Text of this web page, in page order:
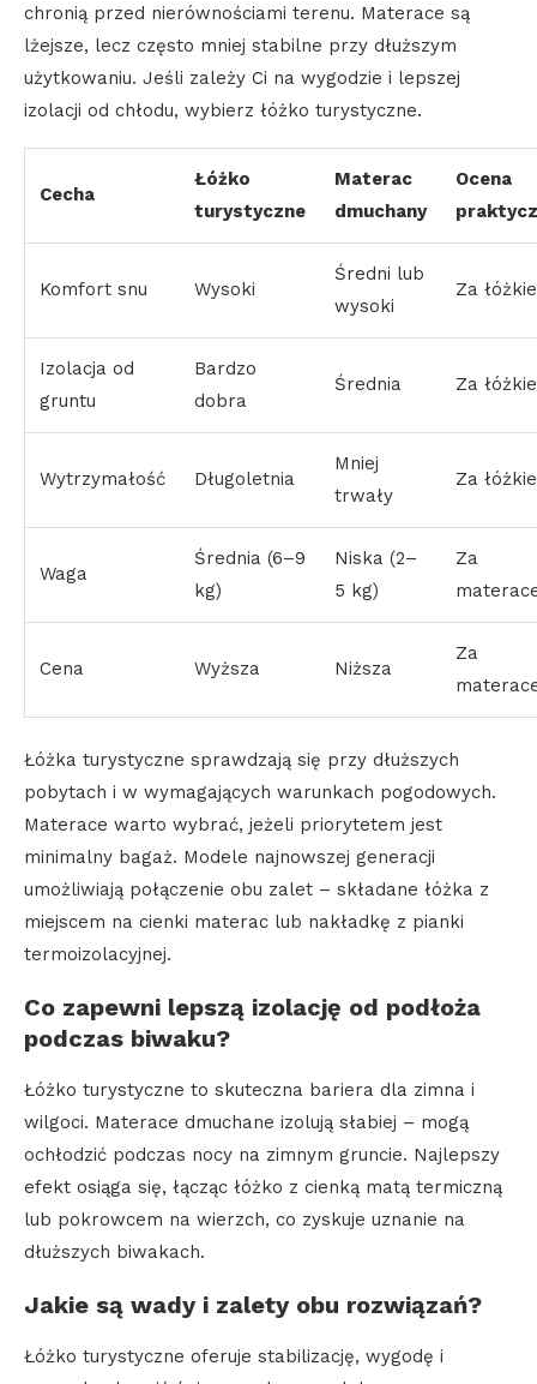
chronią przed nierównościami terenu. Materace są
lżejsze, lecz często mniej stabilne przy dłuższym
użytkowaniu. Jeśli zależy Ci na wygodzie i lepszej
izolacji od chłodu, wybierz łóżko turystyczne.
Cecha
Łóżko
turystyczne
Materac
dmuchany
Ocena
Komfort snu Wysoki
Średni lub
wysoki
Za
Izolacja od
gruntu
Bardzo
dobra
Średnia Za
Wytrzymałość Długoletnia
Mniej
trwały
Za
Waga
Średnia (6–9
kg)
Niska (2–
5 kg)
Za
Cena Wyższa Niższa
Za
Łóżka turystyczne sprawdzają się przy dłuższych
pobytach i w wymagających warunkach pogodowych.
Materace warto wybrać, jeżeli priorytetem jest
minimalny bagaż. Modele najnowszej generacji
umożliwiają połączenie obu zalet – składane łóżka z
miejscem na cienki materac lub nakładkę z pianki
termoizolacyjnej.
Co zapewni lepszą izolację od podłoża
podczas biwaku?
Łóżko turystyczne to skuteczna bariera dla zimna i
wilgoci. Materace dmuchane izolują słabiej – mogą
ochłodzić podczas nocy na zimnym gruncie. Najlepszy
efekt osiąga się, łącząc łóżko z cienką matą termiczną
lub pokrowcem na wierzch, co zyskuje uznanie na
dłuższych biwakach.
Jakie są wady i zalety obu rozwiązań?
Łóżko turystyczne oferuje stabilizację, wygodę i